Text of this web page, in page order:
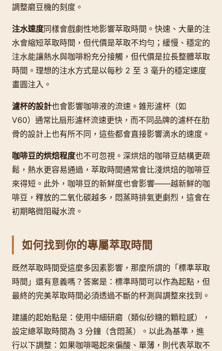
調整磨豆機的刻度。
注水速度同樣會戲劇性地影響萃取時間。快速、大量的注
水會縮短萃取時間，但代價是萃取不均勻；緩慢、穩定的
注水能讓熱水與咖啡粉充分接觸，但代價是拉長整體萃取
時間。理想的注水方式是以每秒 2 至 3 毫升的穩定速度
畫圓注入。
濾杯的設計也會影響咖啡液的流速。錐形濾杯（如
V60）通常比扇形濾杯流速更快，而不同品牌的濾杯在肋
骨的設計上也有所不同，這些都會直接影響滴水的速度。
咖啡豆的烘焙程度也不可忽視。深烘焙的咖啡豆結構更疏
鬆，熱水更容易通過，萃取時間通常會比淺烘焙的咖啡豆
來得短。此外，咖啡豆的新鮮度也會影響——越新鮮的咖
啡豆，釋放的二氧化碳越多，悶蒸時排氣更劇烈，這會在
初期略微阻礙水流。
如何找到你的專屬萃取時間
既然萃取時間受這麼多因素影響，那麼所謂的「標準萃取
時間」還有意義嗎？答案是：標準時間可以作為起點，但
最終的完美萃取時間必須透過不斷的杯測與調整來找到。
建議的起始點是：使用中細研磨（類似砂糖的顆粒感），
設定總萃取時間為 3 分鐘（含悶蒸）。以此為基準，進
行以下調整：如果咖啡喝起來偏酸、單薄，則代表萃取不